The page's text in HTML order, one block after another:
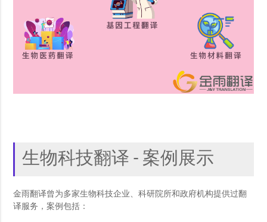
生物科技翻译 - 案例展示
金雨翻译曾为多家生物科技企业、科研院所和政府机构提供过翻
译服务，案例包括：